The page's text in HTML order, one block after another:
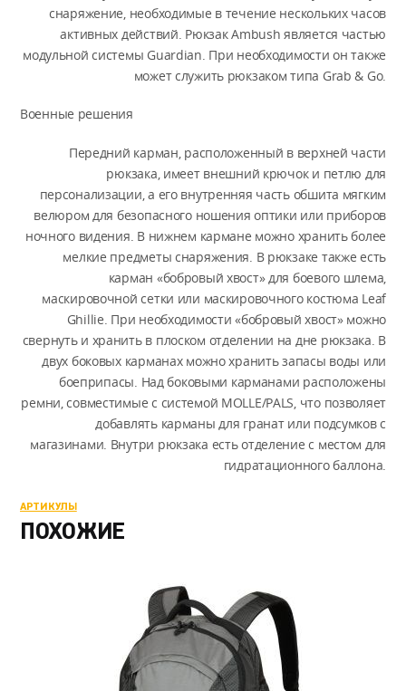
снаряжение, необходимые в течение нескольких часов
активных действий. Рюкзак Ambush является частью
модульной системы Guardian. При необходимости он также
может служить рюкзаком типа Grab & Go.
Военные решения
Передний карман, расположенный в верхней части
рюкзака, имеет внешний крючок и петлю для
персонализации, а его внутренняя часть обшита мягким
велюром для безопасного ношения оптики или приборов
ночного видения. В нижнем кармане можно хранить более
мелкие предметы снаряжения. В рюкзаке также есть
карман «бобровый хвост» для боевого шлема,
маскировочной сетки или маскировочного костюма Leaf
Ghillie. При необходимости «бобровый хвост» можно
свернуть и хранить в плоском отделении на дне рюкзака. В
двух боковых карманах можно хранить запасы воды или
боеприпасы. Над боковыми карманами расположены
ремни, совместимые с системой MOLLE/PALS, что позволяет
добавлять карманы для гранат или подсумков с
магазинами. Внутри рюкзака есть отделение с местом для
гидратационного баллона.
АРТИКУЛЫ
ПОХОЖИЕ